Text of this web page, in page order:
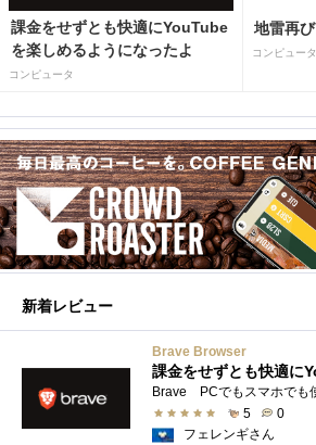
課金をせずとも快適にYouTube
を楽しめるようになったよ
コンピュータ
地雷再び
コンピュータ
新着レビュー
Brave Browser
5
0
フェレンギさん